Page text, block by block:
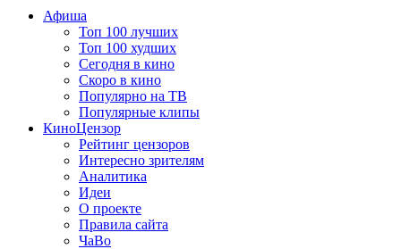
Афиша
Топ 100 лучших
Топ 100 худших
Сегодня в кино
Скоро в кино
Популярно на ТВ
Популярные клипы
КиноЦензор
Рейтинг цензоров
Интересно зрителям
Аналитика
Идеи
О проекте
Правила сайта
ЧаВо